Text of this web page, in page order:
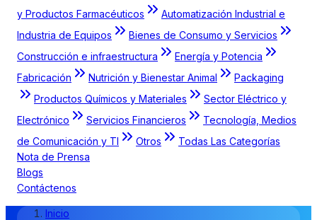
y Productos Farmacéuticos
Automatización Industrial e
Industria de Equipos
Bienes de Consumo y Servicios
Construcción e infraestructura
Energía y Potencia
Fabricación
Nutrición y Bienestar Animal
Packaging
Productos Químicos y Materiales
Sector Eléctrico y
Electrónico
Servicios Financieros
Tecnología, Medios
de Comunicación y TI
Otros
Todas Las Categorías
Nota de Prensa
Blogs
Contáctenos
Inicio